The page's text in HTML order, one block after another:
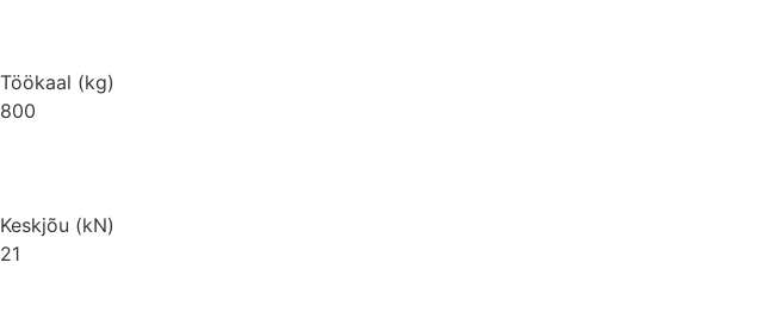
Töökaal (kg)
800
Keskjõu (kN)
21